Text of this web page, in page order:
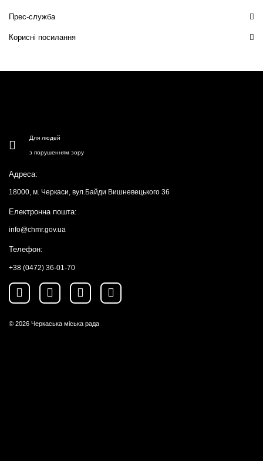
Прес-служба
Корисні посилання
Для людей
з порушенням зору
Адреса:
18000, м. Черкаси, вул.Байди Вишневецького 36
Електронна пошта:
info@chmr.gov.ua
Телефон:
+38 (0472) 36-01-70
© 2026 Черкаська міська рада